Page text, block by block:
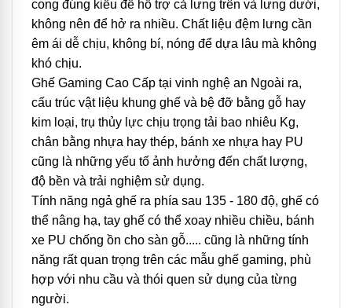
cong đúng kiểu để hỗ trợ cả lưng trên và lưng dưới,
không nên để hở ra nhiều. Chất liệu đệm lưng cần
êm ái dễ chịu, không bí, nóng để dựa lâu mà không
khó chịu.
Ghế Gaming Cao Cấp tại vinh nghệ an Ngoài ra,
cấu trúc vật liệu khung ghế và bệ đỡ bằng gỗ hay
kim loại, trụ thủy lực chịu trọng tải bao nhiêu Kg,
chân bằng nhựa hay thép, bánh xe nhựa hay PU
cũng là những yếu tố ảnh hưởng đến chất lượng,
độ bền và trải nghiệm sử dụng.
Tính năng ngả ghế ra phía sau 135 - 180 độ, ghế có
thể nâng hạ, tay ghế có thể xoay nhiều chiều, bánh
xe PU chống ồn cho sàn gỗ..... cũng là những tính
năng rất quan trọng trên các mẫu ghế gaming, phù
hợp với nhu cầu và thói quen sử dụng của từng
người.